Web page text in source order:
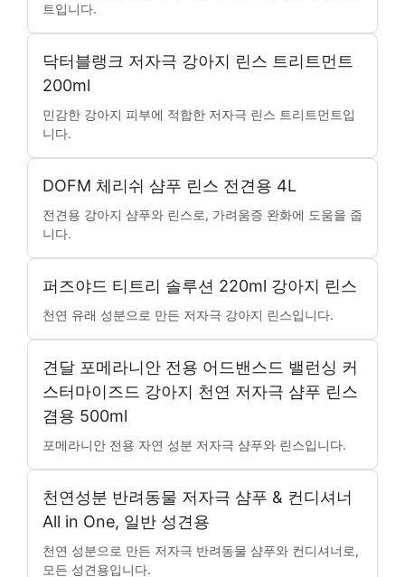
트입니다.
닥터블랭크 저자극 강아지 린스 트리트먼트
200ml
민감한 강아지 피부에 적합한 저자극 린스 트리트먼트입
니다.
DOFM 체리쉬 샴푸 린스 전견용 4L
전견용 강아지 샴푸와 린스로, 가려움증 완화에 도움을 줍
니다.
퍼즈야드 티트리 솔루션 220ml 강아지 린스
천연 유래 성분으로 만든 저자극 강아지 린스입니다.
견달 포메라니안 전용 어드밴스드 밸런싱 커
스터마이즈드 강아지 천연 저자극 샴푸 린스
겸용 500ml
포메라니안 전용 자연 성분 저자극 샴푸와 린스입니다.
천연성분 반려동물 저자극 샴푸 & 컨디셔너
All in One, 일반 성견용
천연 성분으로 만든 저자극 반려동물 샴푸와 컨디셔너로,
모든 성견용입니다.